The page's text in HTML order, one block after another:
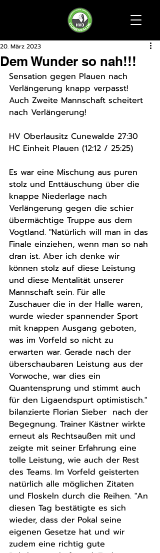
Dem Wunder so nah!!!
20. März 2023
Sensation gegen Plauen nach
Verlängerung knapp verpasst!
Auch Zweite Mannschaft scheitert
nach Verlängerung!
HV Oberlausitz Cunewalde 27:30
HC Einheit Plauen (12:12 / 25:25)
Es war eine Mischung aus puren
stolz und Enttäuschung über die
knappe Niederlage nach
Verlängerung gegen die schier
übermächtige Truppe aus dem
Vogtland. "Natürlich will man in das
Finale einziehen, wenn man so nah
dran ist. Aber ich denke wir
können stolz auf diese Leistung
und diese Mentalität unserer
Mannschaft sein. Für alle
Zuschauer die in der Halle waren,
wurde wieder spannender Sport
mit knappen Ausgang geboten,
was im Vorfeld so nicht zu
erwarten war. Gerade nach der
überschaubaren Leistung aus der
Vorwoche, war dies ein
Quantensprung und stimmt auch
für den Ligaendspurt optimistisch."
bilanzierte Florian Sieber  nach der
Begegnung. Trainer Kästner wirkte
erneut als Rechtsaußen mit und
zeigte mit seiner Erfahrung eine
tolle Leistung, wie auch der Rest
des Teams. Im Vorfeld geisterten
natürlich alle möglichen Zitaten
und Floskeln durch die Reihen. "An
diesen Tag bestätigte es sich
wieder, dass der Pokal seine
eigenen Gesetze hat und wir
zudem eine richtig gute